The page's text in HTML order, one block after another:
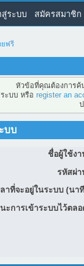
สู่ระบบ สมัครสมาชิก
ยฟรี
หัวข้อที่คุณต้องการค้
ระบบ หรือ register an
บบ
ชื่อผู้ใช้ง
รหัสผ่
ลาที่จะอยู่ในระบบ (นา
ะการเข้าระบบไว้ตล